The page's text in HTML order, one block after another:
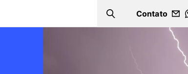
Search
Contato